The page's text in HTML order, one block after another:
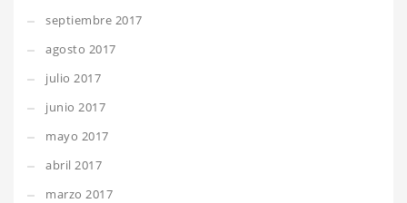
septiembre 2017
agosto 2017
julio 2017
junio 2017
mayo 2017
abril 2017
marzo 2017